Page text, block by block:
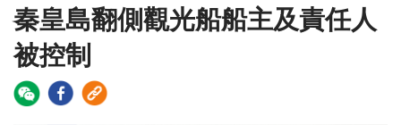
秦皇島翻側觀光船船主及責任人
被控制